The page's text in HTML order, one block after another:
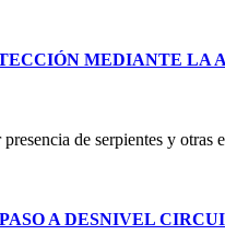
MEDIANTE LA
de serpientes y
A DESNIVEL